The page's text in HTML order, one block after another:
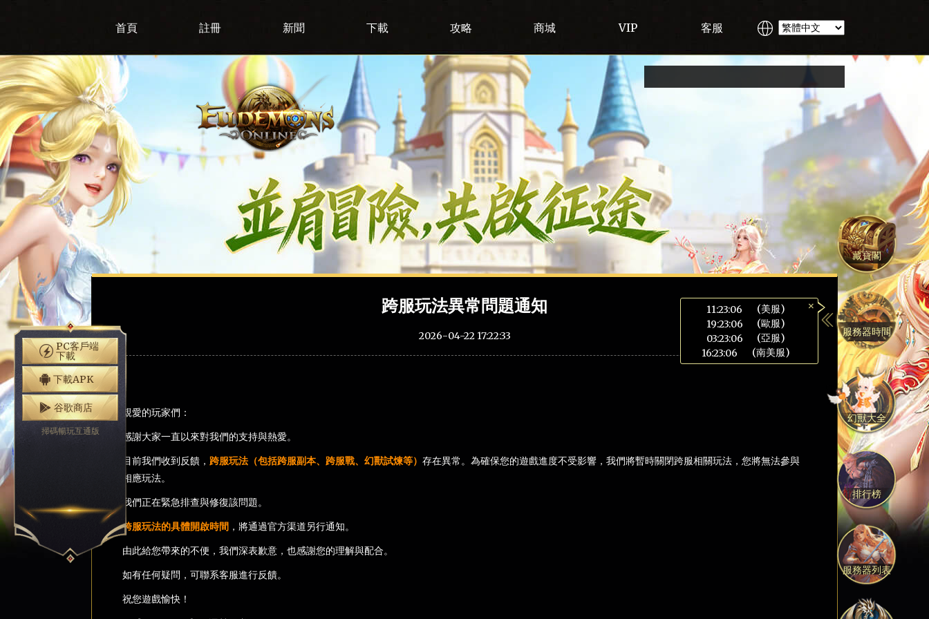
藏寶閣
服務器時間
×
11:23:07
(美服)
19:23:07
(歐服)
03:23:07
(亞服)
16:23:07
(南美服)
幻獸大全
排行榜
服務器列表
PC客戶端
下載
下載APK
谷歌商店
掃碼暢玩互通版
首頁 註冊 新聞 下載 攻略 商城 VIP 客服
跨服玩法異常問題通知
2026-04-22 17:22:33
親愛的玩家們：
感謝大家一直以來對我們的支持與熱愛。
目前我們收到反饋， 跨服玩法（包括跨服副本、跨服戰、幻獸試煉等） 存在異常。為確保您的遊戲進度不受影響，我們將暫時關閉跨服相關玩法，您將無法參與
相應玩法。
我們正在緊急排查與修復該問題。
跨服玩法的具體開啟時間 ，將通過官方渠道另行通知。
由此給您帶來的不便，我們深表歉意，也感謝您的理解與配合。
如有任何疑問，可聯系客服進行反饋。
祝您遊戲愉快！